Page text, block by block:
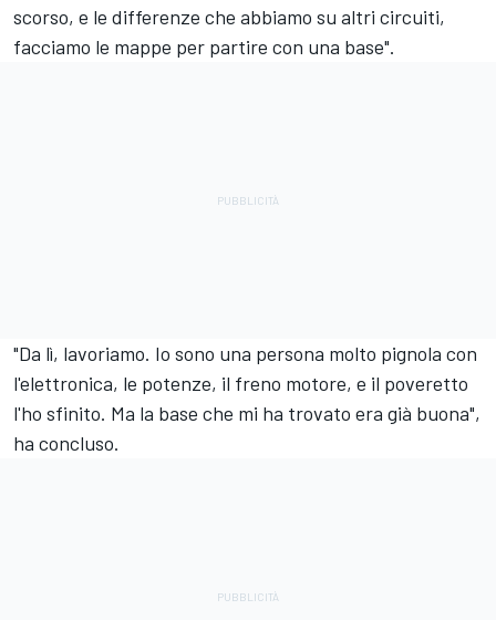
scorso, e le differenze che abbiamo su altri circuiti,
facciamo le mappe per partire con una base".
"Da lì, lavoriamo. Io sono una persona molto pignola con
l'elettronica, le potenze, il freno motore, e il poveretto
l'ho sfinito. Ma la base che mi ha trovato era già buona",
ha concluso.